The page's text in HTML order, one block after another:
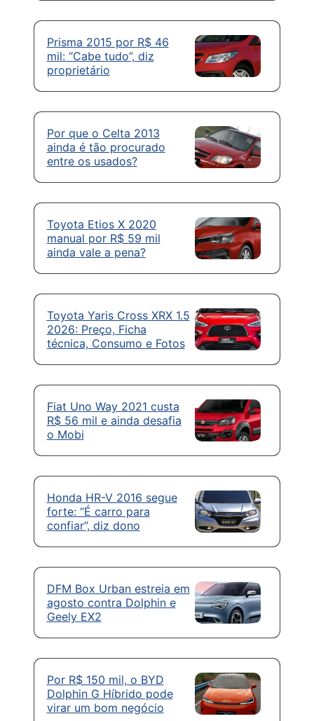
Prisma 2015 por R$ 46
mil: “Cabe tudo”, diz
proprietário
Por que o Celta 2013
ainda é tão procurado
entre os usados?
Toyota Etios X 2020
manual por R$ 59 mil
ainda vale a pena?
Toyota Yaris Cross XRX 1.5
2026: Preço, Ficha
técnica, Consumo e Fotos
Fiat Uno Way 2021 custa
R$ 56 mil e ainda desafia
o Mobi
Honda HR-V 2016 segue
forte: “É carro para
confiar”, diz dono
DFM Box Urban estreia em
agosto contra Dolphin e
Geely EX2
Por R$ 150 mil, o BYD
Dolphin G Híbrido pode
virar um bom negócio